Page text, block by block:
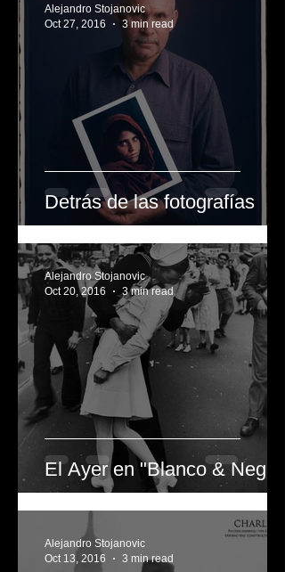
Detrás de las fotografías
Alejandro Stojanovic
3 min read
El Ayer en "Blanco & Negro"
Alejandro Stojanovic
Oct 20, 2016
3 min read